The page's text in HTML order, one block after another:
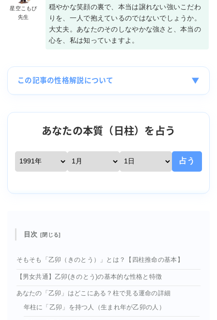
星空こもぴ
先生
穏やかな笑顔の裏で、本当は譲れない強いこだわ
りを、一人で抱えているのではないでしょうか。
大丈夫。あなたのそのしなやかな強さと、本当の
心を、私は知っていますよ。
この記事の性格解説について ▼
あなたの本質（日柱）を占う
占う
目次
そもそも「乙卯（きのとう）」とは？【四柱推命の基本】
【男女共通】乙卯(きのとう)の基本的な性格と特徴
あなたの「乙卯」はどこにある？柱で見る運命の詳細
年柱に「乙卯」を持つ人（生まれ年が乙卯の人）